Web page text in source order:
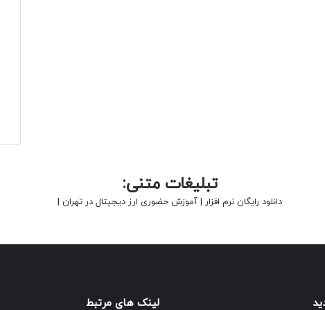
تبلیغات متنی:
دانلود رایگان نرم افزار | آموزش حضوری ارز دیجیتال در تهران |
لینک های مرتبط